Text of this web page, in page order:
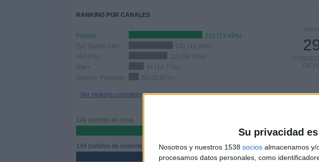
Su privacidad
Nosotros y nuestros 1538 socios almacenamos y/
procesamos datos personales, como
RANKING POR CANALES
Fanatiz
219 (73.49%)
131 (43.96%)
AFA Play
115 (38.59%)
Star+
44 (14.77%)
Disney+ Premium
30 (10.07%)
Ver ranking completo
DE
149 partidos en local
149 partidos de visitante
50%